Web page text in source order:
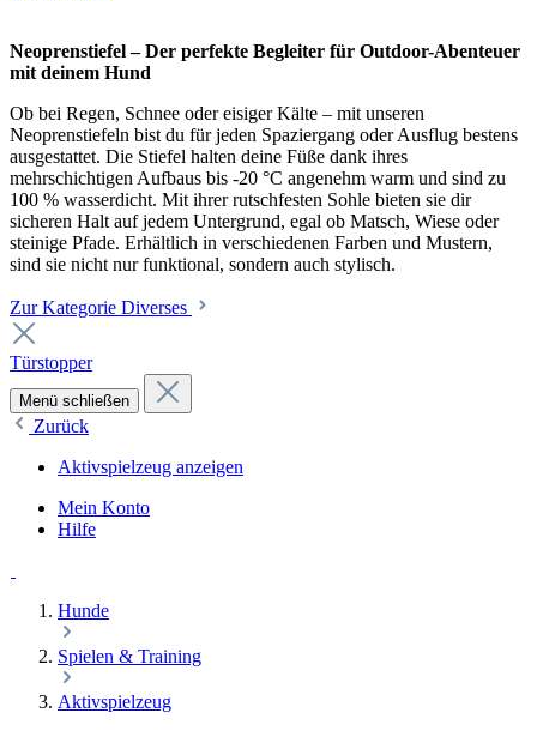
Neoprenstiefel – Der perfekte Begleiter für Outdoor-Abenteuer
mit deinem Hund
Ob bei Regen, Schnee oder eisiger Kälte – mit unseren
Neoprenstiefeln bist du für jeden Spaziergang oder Ausflug bestens
ausgestattet. Die Stiefel halten deine Füße dank ihres
mehrschichtigen Aufbaus bis -20 °C angenehm warm und sind zu
100 % wasserdicht. Mit ihrer rutschfesten Sohle bieten sie dir
sicheren Halt auf jedem Untergrund, egal ob Matsch, Wiese oder
steinige Pfade. Erhältlich in verschiedenen Farben und Mustern,
sind sie nicht nur funktional, sondern auch stylisch.
Zur Kategorie Diverses
Türstopper
Menü schließen
Zurück
Aktivspielzeug anzeigen
Mein Konto
Hilfe
Hunde
Spielen & Training
Aktivspielzeug